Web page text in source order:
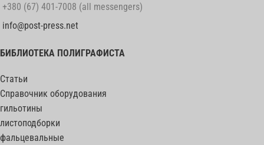
+380 (67) 401-7008 (all messengers)
info@post-press.net
БИБЛИОТЕКА ПОЛИГРАФИСТА
Статьи
Справочник оборудования
гильотины
листоподборки
фальцевальные